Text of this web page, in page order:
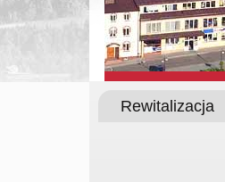
Rewitalizacja